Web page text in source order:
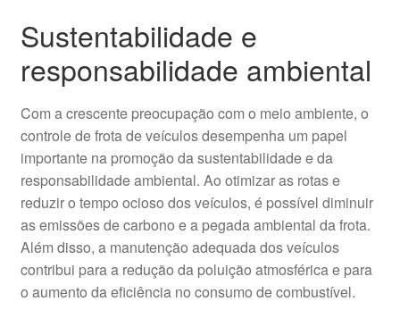
Sustentabilidade e
responsabilidade ambiental
Com a crescente preocupação com o meio ambiente, o
controle de frota de veículos desempenha um papel
importante na promoção da sustentabilidade e da
responsabilidade ambiental. Ao otimizar as rotas e
reduzir o tempo ocioso dos veículos, é possível diminuir
as emissões de carbono e a pegada ambiental da frota.
Além disso, a manutenção adequada dos veículos
contribui para a redução da poluição atmosférica e para
o aumento da eficiência no consumo de combustível.